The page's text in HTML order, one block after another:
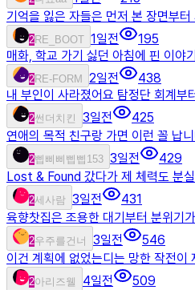
기억을 잃은 자들은 먼저 본 장면부
2RE_BOOT 1일전
195
매화, 학교 가기 싫던 아침에 핀 이야기
2RE-FORM 2일전
438
내 부인이 사라졌어요 탐정단 회계부
2썬더치킨 3일전
425
연애의 목적 친구랑 가면 이런 꼴 납
2삡삐삐삡삡153 3일전
429
Lost & Found 갔다가 제 체력도 분
2세사람 3일전
431
육향찻집은 조용한 대기부터 분위기
2우주를건너 3일전
546
이건 계획에 없었는디는 망한 작전이
2아리즈웰 4일전
509